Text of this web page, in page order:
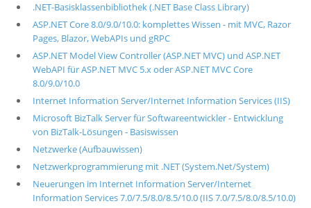
.NET-Basisklassenbibliothek (.NET Base Class Library)
ASP.NET Core 8.0/9.0/10.0: komplettes Wissen - mit MVC, Razor
Pages, Blazor, WebAPIs und gRPC
ASP.NET Model View Controller (ASP.NET MVC) und ASP.NET
WebAPI für ASP.NET MVC 5.x oder ASP.NET MVC Core
8.0/9.0/10.0
Internet Information Server/Internet Information Services (IIS)
Microsoft BizTalk Server für Softwareentwickler - Entwicklung
von BizTalk-Lösungen - Basiswissen
Netzwerke (Aufbauwissen)
Netzwerkprogrammierung mit .NET (System.Net/System)
Neuerungen im Internet Information Server/Internet
Information Services 7.0/7.5/8.0/8.5/10.0 (IIS 7.0/7.5/8.0/8.5/10.0)